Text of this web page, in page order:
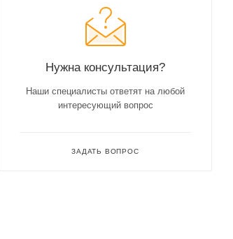
Нужна консультация?
Наши специалисты ответят на любой
интересующий вопрос
ЗАДАТЬ ВОПРОС